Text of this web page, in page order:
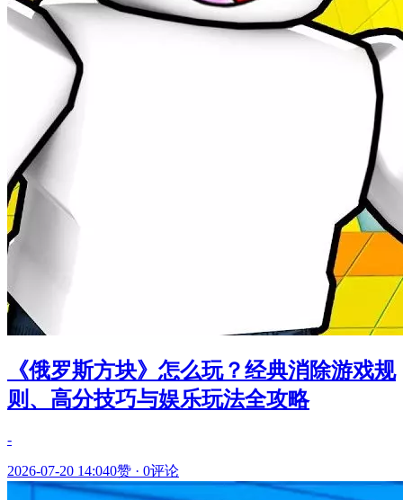
《俄罗斯方块》怎么玩？经典消除游戏规
则、高分技巧与娱乐玩法全攻略
-
2026-07-20 14:040赞 · 0评论